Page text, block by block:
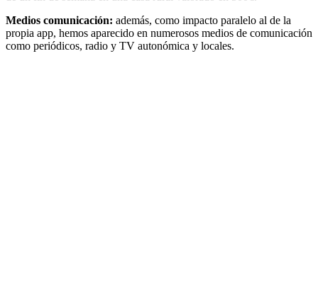
Medios comunicación: además, como impacto paralelo al de la
propia app, hemos aparecido en numerosos medios de comunicación
como periódicos, radio y TV autonómica y locales.